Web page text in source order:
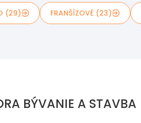
(29) FRANŠÍZOVÉ (23)
BÝVANIE A STAVBA